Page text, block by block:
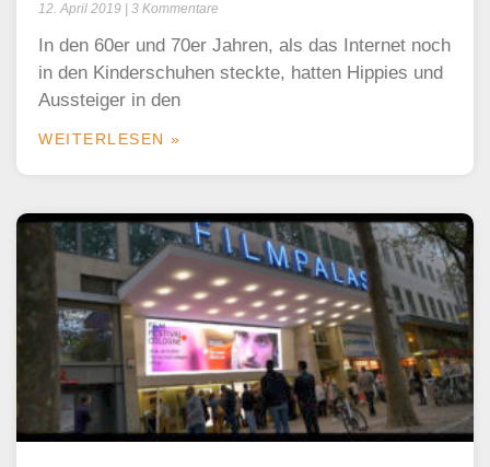
12. April 2019 3 Kommentare
In den 60er und 70er Jahren, als das Internet noch
in den Kinderschuhen steckte, hatten Hippies und
Aussteiger in den
WEITERLESEN »